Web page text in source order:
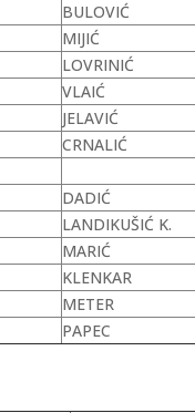
BULOVIĆ
MIJIĆ
LOVRINIĆ
VLAIĆ
JELAVIĆ
CRNALIĆ
DADIĆ
LANDIKUŠIĆ K.
MARIĆ
KLENKAR
METER
PAPEC